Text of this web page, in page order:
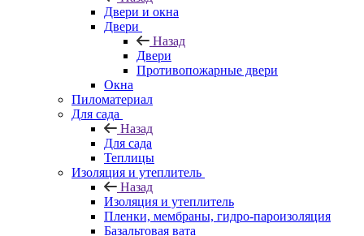
Двери и окна
Двери
Назад
Двери
Противопожарные двери
Окна
Пиломатериал
Для сада
Назад
Для сада
Теплицы
Изоляция и утеплитель
Назад
Изоляция и утеплитель
Пленки, мембраны, гидро-пароизоляция
Базальтовая вата